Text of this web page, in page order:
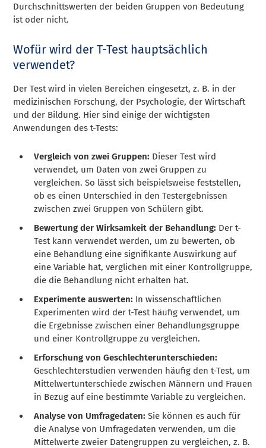
Durchschnittswerten der beiden Gruppen von Bedeutung
ist oder nicht.
Wofür wird der T-Test hauptsächlich
verwendet?
Der Test wird in vielen Bereichen eingesetzt, z. B. in der
medizinischen Forschung, der Psychologie, der Wirtschaft
und der Bildung. Hier sind einige der wichtigsten
Anwendungen des t-Tests:
Vergleich von zwei Gruppen: Dieser Test wird
verwendet, um Daten von zwei Gruppen zu
vergleichen. So lässt sich beispielsweise feststellen,
ob es einen Unterschied in den Testergebnissen
zwischen zwei Gruppen von Schülern gibt.
Bewertung der Wirksamkeit der Behandlung: Der t-
Test kann verwendet werden, um zu bewerten, ob
eine Behandlung eine signifikante Auswirkung auf
eine Variable hat, verglichen mit einer Kontrollgruppe,
die die Behandlung nicht erhalten hat.
Experimente auswerten: In wissenschaftlichen
Experimenten wird der t-Test häufig verwendet, um
die Ergebnisse zwischen einer Behandlungsgruppe
und einer Kontrollgruppe zu vergleichen.
Erforschung von Geschlechterunterschieden:
Geschlechterstudien verwenden häufig den t-Test, um
Mittelwertunterschiede zwischen Männern und Frauen
in Bezug auf eine bestimmte Variable zu vergleichen.
Analyse von Umfragedaten:Sie können es auch für
die Analyse von Umfragedaten verwenden, um die
Mittelwerte zweier Datengruppen zu vergleichen, z. B.